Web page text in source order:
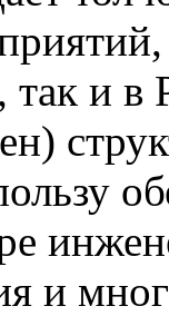
так и
и